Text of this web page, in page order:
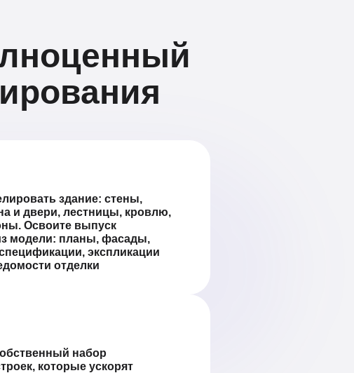
здание: стены,
и двери, лестницы, кровлю,
Освоите выпуск
модели: планы, фасады,
экспликации
отделки
набор
которые ускорят